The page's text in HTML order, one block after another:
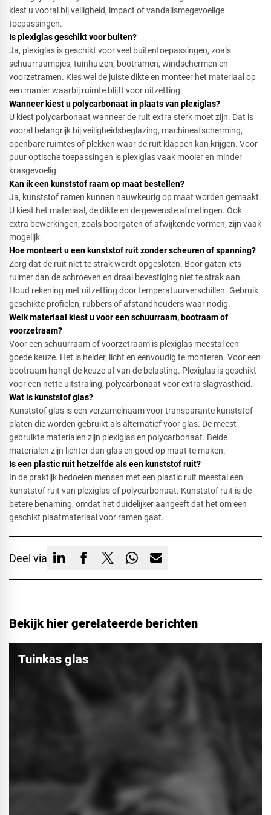
kiest u vooral bij veiligheid, impact of vandalismegevoelige
toepassingen.
Is plexiglas geschikt voor buiten?
Ja, plexiglas is geschikt voor veel buitentoepassingen, zoals
schuurraampjes, tuinhuizen, bootramen, windschermen en
voorzetramen. Kies wel de juiste dikte en monteer het materiaal op
een manier waarbij ruimte blijft voor uitzetting.
Wanneer kiest u polycarbonaat in plaats van plexiglas?
U kiest polycarbonaat wanneer de ruit extra sterk moet zijn. Dat is
vooral belangrijk bij veiligheidsbeglazing, machineafscherming,
openbare ruimtes of plekken waar de ruit klappen kan krijgen. Voor
puur optische toepassingen is plexiglas vaak mooier en minder
krasgevoelig.
Kan ik een kunststof raam op maat bestellen?
Ja, kunststof ramen kunnen nauwkeurig op maat worden gemaakt.
U kiest het materiaal, de dikte en de gewenste afmetingen. Ook
extra bewerkingen, zoals boorgaten of afwijkende vormen, zijn vaak
mogelijk.
Hoe monteert u een kunststof ruit zonder scheuren of spanning?
Zorg dat de ruit niet te strak wordt opgesloten. Boor gaten iets
ruimer dan de schroeven en draai bevestiging niet te strak aan.
Houd rekening met uitzetting door temperatuurverschillen. Gebruik
geschikte profielen, rubbers of afstandhouders waar nodig.
Welk materiaal kiest u voor een schuurraam, bootraam of
voorzetraam?
Voor een schuurraam of voorzetraam is plexiglas meestal een
goede keuze. Het is helder, licht en eenvoudig te monteren. Voor een
bootraam hangt de keuze af van de belasting. Plexiglas is geschikt
voor een nette uitstraling, polycarbonaat voor extra slagvastheid.
Wat is kunststof glas?
Kunststof glas is een verzamelnaam voor transparante kunststof
platen die worden gebruikt als alternatief voor glas. De meest
gebruikte materialen zijn plexiglas en polycarbonaat. Beide
materialen zijn lichter dan glas en goed op maat te maken.
Is een plastic ruit hetzelfde als een kunststof ruit?
In de praktijk bedoelen mensen met een plastic ruit meestal een
kunststof ruit van plexiglas of polycarbonaat. Kunststof ruit is de
betere benaming, omdat het duidelijker aangeeft dat het om een
geschikt plaatmateriaal voor ramen gaat.
Deel via
Bekijk hier gerelateerde berichten
Tuinkas glas